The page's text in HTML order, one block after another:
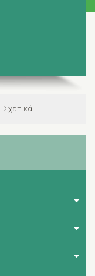
Σχετικά